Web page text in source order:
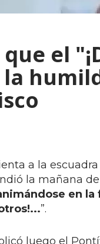
el
a la
la mañana de
en la
”.
luego el